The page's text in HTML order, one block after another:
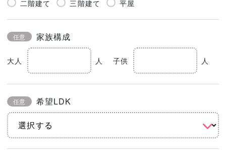
二階建て 三階建て 平屋
任意 家族構成
大人 人 子供 人
任意 希望LDK